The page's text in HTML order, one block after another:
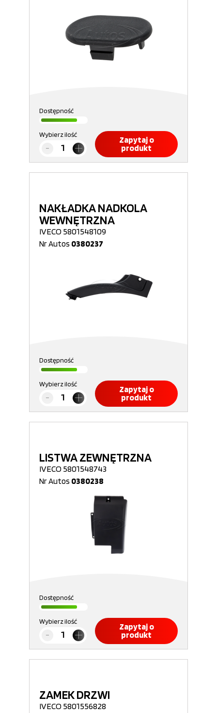
Dostępność
Wybierz ilość
Zapytaj o
produkt
NAKŁADKA NADKOLA
WEWNĘTRZNA
IVECO 5801548109
Nr Autos 0380237
Dostępność
Wybierz ilość
Zapytaj o
produkt
LISTWA ZEWNĘTRZNA
IVECO 5801548743
Nr Autos 0380238
Dostępność
Wybierz ilość
Zapytaj o
produkt
ZAMEK DRZWI
IVECO 5801556828